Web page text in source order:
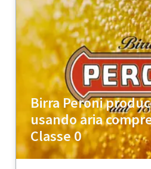
Birra Peroni
usando aria
Classe 0